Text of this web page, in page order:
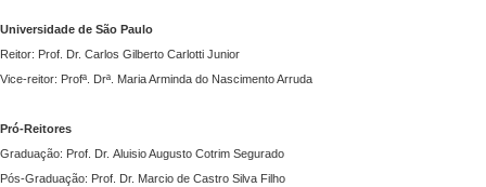
Universidade de São Paulo
Reitor: Prof. Dr. Carlos Gilberto Carlotti Junior
Vice-reitor: Profª. Drª. Maria Arminda do Nascimento Arruda
Pró-Reitores
Graduação: Prof. Dr. Aluisio Augusto Cotrim Segurado
Pós-Graduação: Prof. Dr. Marcio de Castro Silva Filho